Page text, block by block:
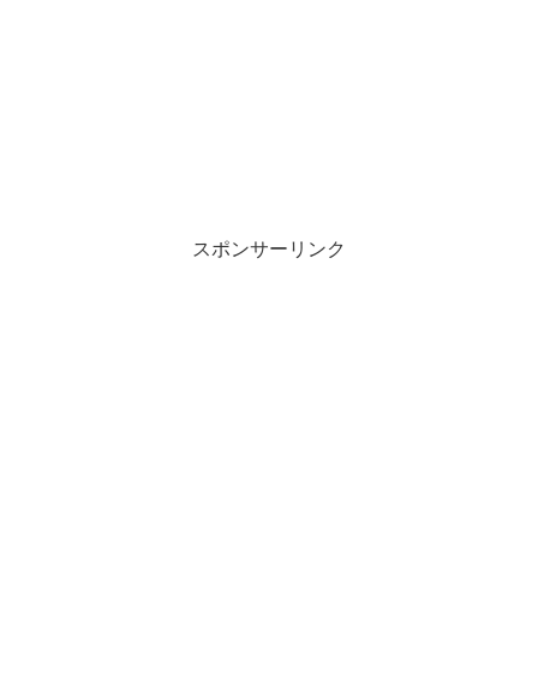
スポンサーリンク